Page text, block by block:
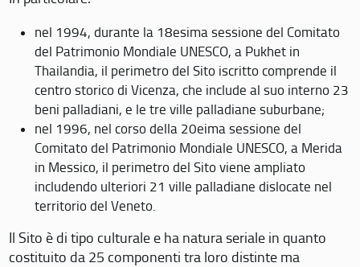
nel 1994, durante la 18esima sessione del Comitato
del Patrimonio Mondiale UNESCO, a Pukhet in
Thailandia, il perimetro del Sito iscritto comprende il
centro storico di Vicenza, che include al suo interno 23
beni palladiani, e le tre ville palladiane suburbane;
nel 1996, nel corso della 20eima sessione del
Comitato del Patrimonio Mondiale UNESCO, a Merida
in Messico, il perimetro del Sito viene ampliato
includendo ulteriori 21 ville palladiane dislocate nel
territorio del Veneto.
Il Sito è di tipo culturale e ha natura seriale in quanto
costituito da 25 componenti tra loro distinte ma